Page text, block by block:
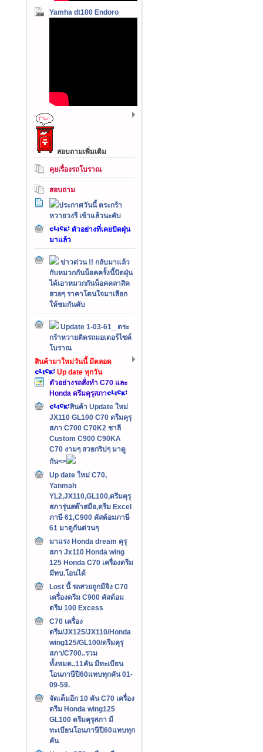
Yamha dt100 Endoro
สอบถามเพิ่มเติม
คุยเรื่องรถโบราณ
สอบถาม
ประกาศวันนี้ ตระกร้า
หวายวงรี เข้าแล้วนะคับ
ตัวอย่างที่เคยปัดฝุ่น
มาแล้ว
ข่าวด่วน !! กลับมาแล้ว
กับหมวกกันน็อคครั้งนี้ปัดฝุ่น
ได้เอาหมวกกันน็อคคลาสิค
สวยๆ ราคาโดนใจมาเลือก
ให้ชมกันคับ
Update 1-03-61_ ตระ
กร้าหวายติดรถมอเตอร์ไซค์
โบราณ
สินค้ามาใหม่วันนี้ มีตลอด
Up date ทุกวัน
ตัวอย่างรถสั่งทำ C70 และ
Honda ดรีมคุรุสภา
สินค้า Update ใหม่
JX110 GL100 C70 ดรีมคุรุ
สภา C700 C70K2 ชาลี
Custom C900 C90KA
C70 งามๆ สวยกริปๆ มาดู
กัน<>
Up date ใหม่ C70,
Yanmah
YL2,JX110,GL100,ดรีมคุรุ
สภารุ่นสต๊าสมือ,ดรีม Excel
ภาษี 61,C900 คัสต้อมภาษี
61 มาดูกันด่วนๆ
มาแรง Honda dream คุรุ
สภา Jx110 Honda wing
125 Honda C70 เครื่องดรีม
มีทบ.โอนได้
Lost นี้ รถสวยถูกมีจิง C70
เครื่องดรีม C900 คัสต้อม
ดรีม 100 Excess
C70 เครื่อง
ดรีม/JX125/JX110/Honda
wing125/GL100/ดรีมคุรุ
สภา/C700..รวม
ทั้งหมด..11คัน มีทะเบียน
โอนภาษีปี60แทบทุกคัน 01-
09-59.
จัดเต็มอีก 10 คัน C70 เครื่อง
ดรีม Honda wing125
GL100 ดรีมคุรุสภา มี
ทะเบียนโอนภาษีปี60แทบทุก
คัน